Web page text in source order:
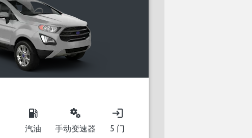
local_gas_station
汽油
miscellaneous_services
手动变速器
login
5 门